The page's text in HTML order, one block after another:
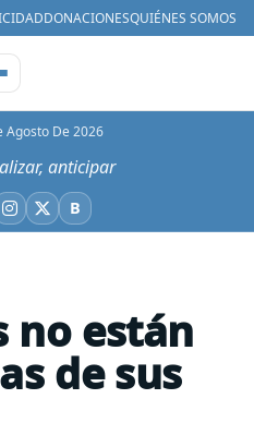
DONACIONESQUIÉNES SOMOS
Agosto De 2026
anticipar
Instagram
X BBluesky
no están
de sus